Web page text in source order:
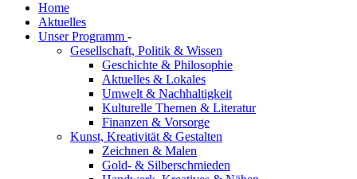
Home
Aktuelles
Unser Programm -
Gesellschaft, Politik & Wissen
Geschichte & Philosophie
Aktuelles & Lokales
Umwelt & Nachhaltigkeit
Kulturelle Themen & Literatur
Finanzen & Vorsorge
Kunst, Kreativität & Gestalten
Zeichnen & Malen
Gold- & Silberschmieden